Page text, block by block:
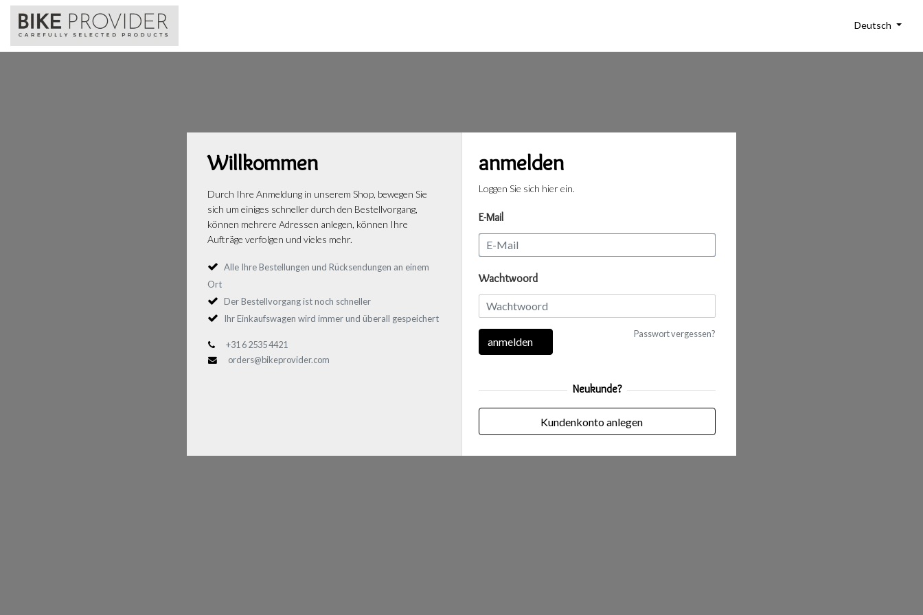
Deutsch
Willkommen
Durch Ihre Anmeldung in unserem Shop, bewegen Sie
sich um einiges schneller durch den Bestellvorgang,
können mehrere Adressen anlegen, können Ihre
Aufträge verfolgen und vieles mehr.
Alle Ihre Bestellungen und Rücksendungen an einem
Ort
Der Bestellvorgang ist noch schneller
Ihr Einkaufswagen wird immer und überall gespeichert
+31 6 2535 4421
orders@bikeprovider.com
anmelden
Loggen Sie sich hier ein.
E-Mail
Wachtwoord
Passwort vergessen?
anmelden
Neukunde?
Kundenkonto anlegen